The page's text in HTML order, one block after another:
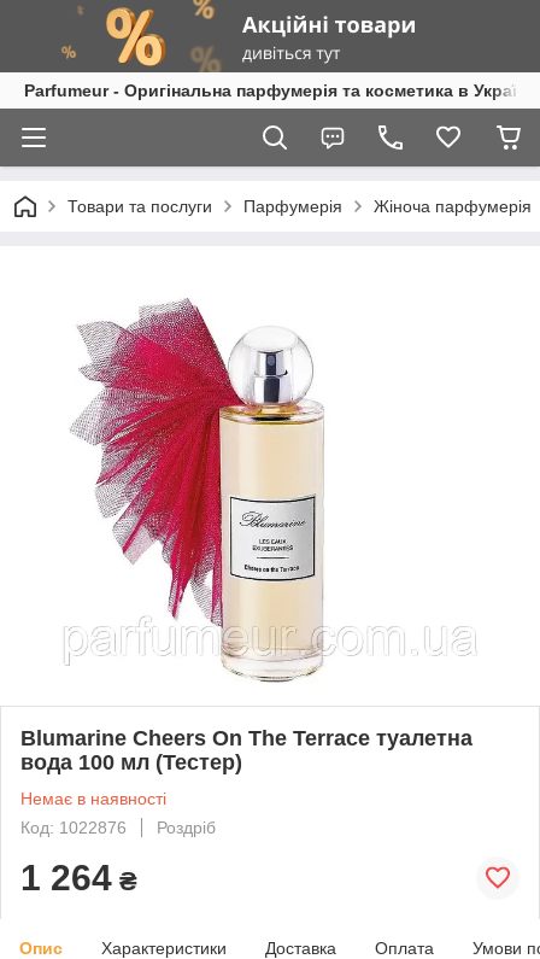
Parfumeur - Оригінальна парфумерія та косметика в Україні
Товари та послуги Парфумерія Жіноча парфумерія
Blumarine Cheers On The Terrace туалетна
вода 100 мл (Тестер)
Немає в наявності
Код: 1022876
Роздріб
1 264 ₴
Опис Характеристики Доставка Оплата Умови